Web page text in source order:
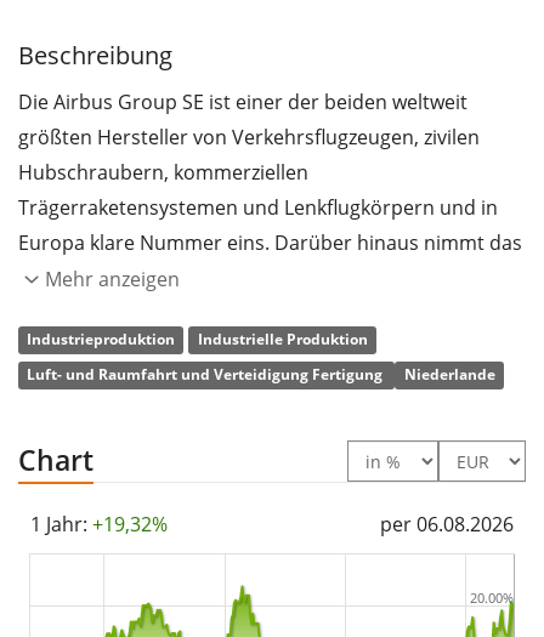
Beschreibung
Die Airbus Group SE ist einer der beiden weltweit
größten Hersteller von Verkehrsflugzeugen, zivilen
Hubschraubern, kommerziellen
Trägerraketensystemen und Lenkflugkörpern und in
Europa klare Nummer eins. Darüber hinaus nimmt das
Unternehmen eine führende Stellung auf den Gebieten
ein. 2014 firmierte der Konzern von European
Aeronautic Defence and Space Company EADS NV in
Divisionen "Airbus", "Airbus Defence and Space" sowie
"Airbus Helicopters". Die Gruppe agiert an über 170
Standorten weltweit und baut ihre Aktivitäten
zunehmend außerhalb Europas aus.
Quelle: AfU Research GmbH
Mehr anzeigen
Industrieproduktion
Industrielle Produktion
Luft- und Raumfahrt und Verteidigung Fertigung
Niederlande
Chart
1 Jahr: +19,32% per 06.08.2026
20.00%